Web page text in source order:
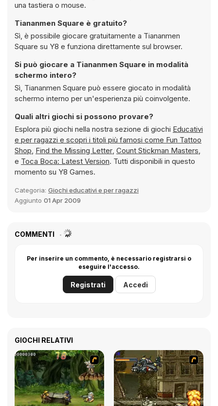
una tastiera o mouse.
Tiananmen Square è gratuito?
Sì, è possibile giocare gratuitamente a Tiananmen
Square su Y8 e funziona direttamente sul browser.
Si può giocare a Tiananmen Square in modalità
schermo intero?
Sì, Tiananmen Square può essere giocato in modalità
schermo interno per un'esperienza più coinvolgente.
Quali altri giochi si possono provare?
Esplora più giochi nella nostra sezione di giochi Educativi
e per ragazzi e scopri i titoli più famosi come Fun Tattoo
Shop, Find the Missing Letter, Count Stickman Masters,
e Toca Boca: Latest Version. Tutti disponibili in questo
momento su Y8 Games.
Categoria: Giochi educativi e per ragazzi
Aggiunto 01 Apr 2009
COMMENTI
Per inserire un commento, è necessario registrarsi o
eseguire l'accesso.
Registrati Accedi
GIOCHI RELATIVI